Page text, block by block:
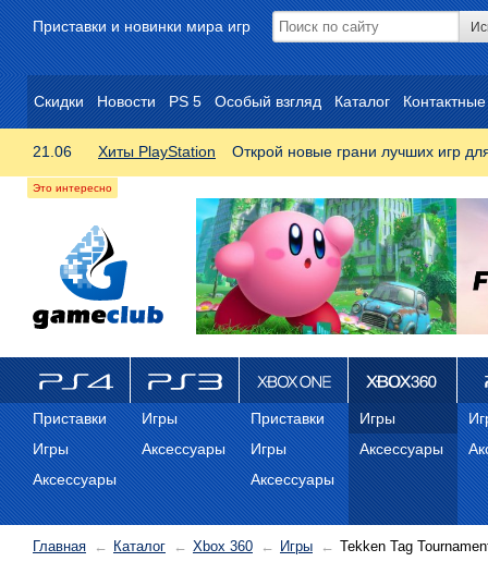
Приставки и новинки мира игр
Скидки Новости PS 5 Особый взгляд Каталог
21.06 Хиты PlayStation Открой новые грани лучших игр
ps4
Приставки
Игры
Аксессуары
PS3
Игры
Аксессуары
Xbox One
Приставки
Игры
Аксессуары
Xbox 360
Игры
Аксессуары
Главная Каталог Xbox 360 Игры Tekken Tag